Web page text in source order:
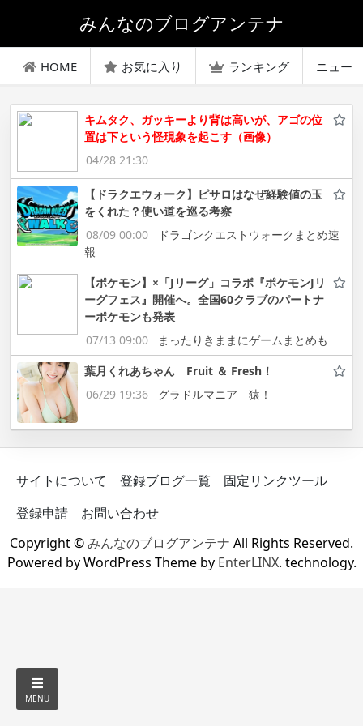
みんなのブログアンテナ
HOME お気に入り ランキング ニュー
キムタク、ガッキーより背は高いが、アゴの位
置は下という怪現象を起こす（画像）
04/28 21:30
【ドラクエウォーク】ピサロはなぜ経験値の玉
をくれた？使い道を巡る考察
08/09 00:00
ドラゴンクエストウォークまとめ速
報
【ポケモン】×「Jリーグ」コラボ『ポケモンJリ
ーグフェス』開催へ。全国60クラブのパートナ
ーポケモンも発表
07/13 09:00
まったりきままにゲームまとめも
葉月くれあちゃん Fruit ＆ Fresh！
06/29 19:36
グラドルマニア 猿！
サイトについて 登録ブログ一覧
固定リンクツール
登録申請
お問い合わせ
Copyright ©みんなのブログアンテナ All Rights Reserved.
Powered by WordPress Theme by EnterLINX. technology.
MENU